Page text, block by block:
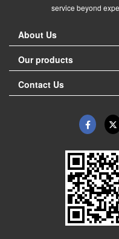
service beyond
About Us
Our products
Contact Us